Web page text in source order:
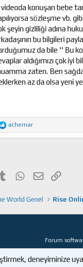
l
e
r
:
videoda konuşan bebe
sözleşme vb.
şeyin gizliliği adına
bu bilgileri
da bile '' Bu
aldığımızı çok iyi
zaten. Ben
az da olsa yeni
T
e
p
achernar
Tumblr WhatsApp
E-postaLink
World Genel Rise
Forum
deneyiminize